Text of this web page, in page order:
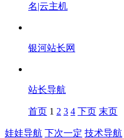
名|云主机
银河站长网
站长导航
首页 1 2 3 4 下页 末页
娃娃导航 下次一定 技术导航